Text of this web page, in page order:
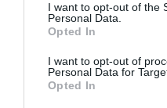
I want to opt-out of the
Personal Data.
Opted In
I want to opt-out of
Personal Data for
Opted In
Baleset